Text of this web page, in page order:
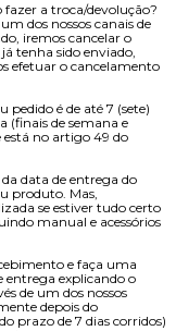
fazer a troca/devolução?
dos nossos canais de
iremos cancelar o
tenha sido enviado,
efetuar o cancelamento
pedido é de até 7 (sete)
(finais de semana e
no artigo 49 do
data de entrega do
produto. Mas,
se estiver tudo certo
manual e acessórios
e faça uma
entrega explicando o
de um dos nossos
depois do
prazo de 7 dias corridos)